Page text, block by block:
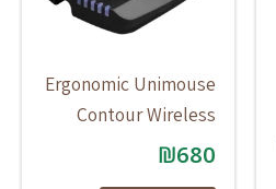
Ergonomic Unimouse
Contour Wireless
₪680